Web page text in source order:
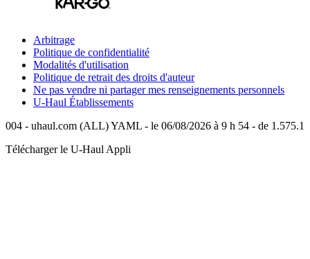
Arbitrage
Politique de confidentialité
Modalités d'utilisation
Politique de retrait des droits d'auteur
Ne pas vendre ni partager mes renseignements personnels
U-Haul Établissements
004 - uhaul.com (ALL) YAML - le 06/08/2026 à 9 h 54 - de 1.575.1
Télécharger le U-Haul Appli